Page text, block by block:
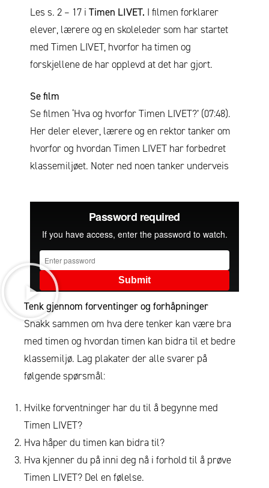
Les s. 2 – 17 i Timen LIVET. I filmen forklarer
elever, lærere og en skoleleder som har startet
med Timen LIVET, hvorfor ha timen og
forskjellene de har opplevd at det har gjort.
Se film
Se filmen ‘Hva og hvorfor Timen LIVET?’ (07:48).
Her deler elever, lærere og en rektor tanker om
hvorfor og hvordan Timen LIVET har forbedret
klassemiljøet. Noter ned noen tanker underveis
Tenk gjennom forventinger og forhåpninger
Snakk sammen om hva dere tenker kan være bra
med timen og hvordan timen kan bidra til et bedre
klassemiljø. Lag plakater der alle svarer på
følgende spørsmål:
Hvilke forventninger har du til å begynne med
Timen LIVET?
Hva håper du timen kan bidra til?
Hva kjenner du på inni deg nå i forhold til å prøve
Timen LIVET? Del en følelse.